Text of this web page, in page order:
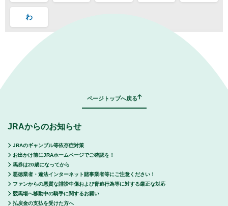
わ
ページトップへ戻る
JRAからのお知らせ
JRAのギャンブル等依存症対策
お出かけ前にJRAホームページでご確認を！
馬券は20歳になってから
悪徳業者・違法インターネット賭事業者等にご注意ください！
ファンからの悪質な誹謗中傷および脅迫行為等に対する厳正な対応
競馬場へ移動中の騎手に関するお願い
払戻金の支払を受けた方へ